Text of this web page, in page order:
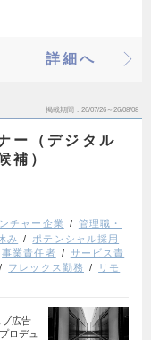
詳細へ
掲載期間 26/07/26～26/08/08
ー（デジタル
補）
チャー企業
管理職・
み
ポテンシャル採用
事業責任者
サービス責
フレックス勤務
リモ
広告
ロデュ